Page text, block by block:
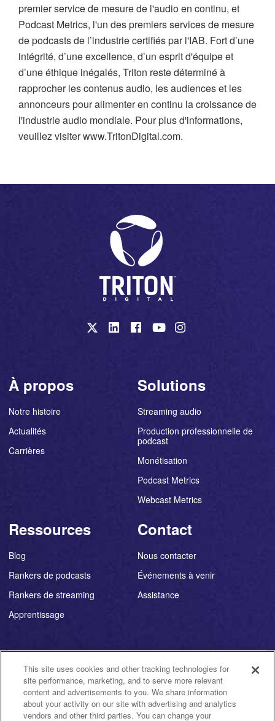
premier service de mesure de l'audio en continu, et
Podcast Metrics, l'un des premiers services de mesure
de podcasts de l’industrie certifiés par l'IAB. Fort d’une
intégrité, d’une excellence, d’un esprit d'équipe et
d’une éthique inégalés, Triton reste déterminé à
rapprocher les contenus audio, les audiences et les
annonceurs pour alimenter en continu la croissance de
l'industrie audio mondiale. Pour plus d'informations,
veuillez visiter www.TritonDigital.com.
À propos
Notre histoire
Actualités
Carrières
Solutions
Streaming audio
Production professionnelle de
podcast
Monétisation
Podcast Metrics
Webcast Metrics
Ressources
Blog
Rankers de podcasts
Rankers de streaming
Apprentissage
Contact
Nous contacter
Événements à venir
Assistance
2026Triton Digital ®
Politique Politique
Your
This site uses cookies and other tracking technologies for
site performance, marketing, and to serve more relevant
content and advertisements to you. We share information
about your activity on our site with advertising and analytics
vendors and other third parties. You can change your